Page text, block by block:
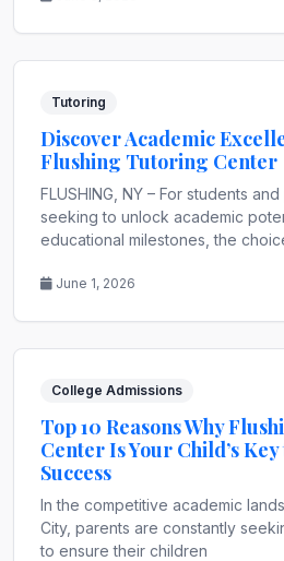
Tutoring
Discover Academic
Flushing Tutoring Center
FLUSHING, NY – For students
seeking to unlock academic
educational milestones, the
June 1, 2026
College Admissions
Top 10 Reasons Why
Center Is Your Child’s
Success
In the competitive academic
City, parents are constantly
to ensure their children